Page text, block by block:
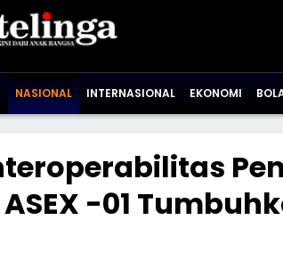
NASIONAL INTERNASIONAL EKONOMI
-01